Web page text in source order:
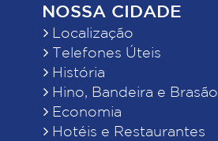
NOSSA CIDADE
Localização
Telefones Úteis
História
Hino, Bandeira e Brasão
Economia
Hotéis e Restaurantes